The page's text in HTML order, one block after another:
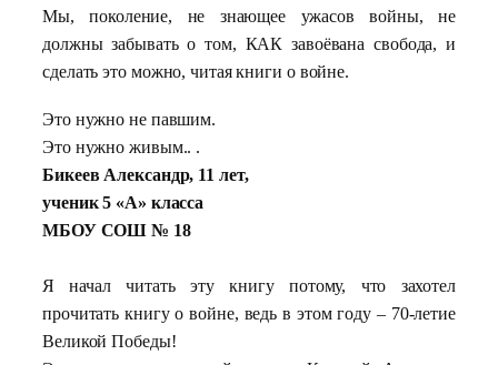
Мы, поколение, не знающее ужасов войны, не
должны забывать о том, КАК завоёвана свобода, и
сделать это можно, читая книги о войне.
Это нужно не павшим.
Это нужно живым.. .
Бикеев Александр, 11 лет,
ученик 5 «А» класса
МБОУ СОШ № 18
Я начал читать эту книгу потому, что захотел
прочитать книгу о войне, ведь в этом году – 70-летие
Великой Победы!